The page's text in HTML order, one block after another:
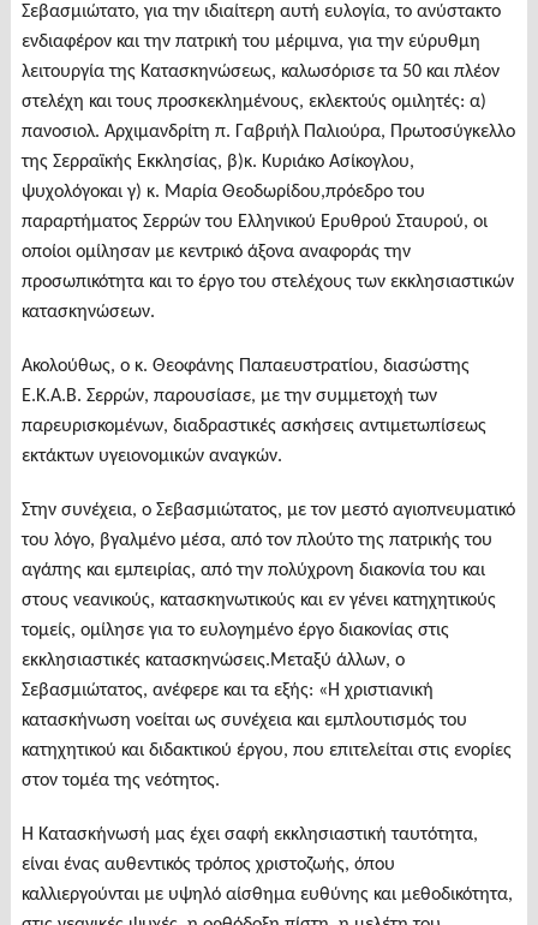
Σεβασμιώτατο, για την ιδιαίτερη αυτή ευλογία, το ανύστακτο
ενδιαφέρον και την πατρική του μέριμνα, για την εύρυθμη
λειτουργία της Κατασκηνώσεως, καλωσόρισε τα 50 και πλέον
στελέχη και τους προσκεκλημένους, εκλεκτούς ομιλητές: α)
πανοσιολ. Αρχιμανδρίτη π. Γαβριήλ Παλιούρα, Πρωτοσύγκελλο
της Σερραϊκής Εκκλησίας, β)κ. Κυριάκο Ασίκογλου,
ψυχολόγοκαι γ) κ. Μαρία Θεοδωρίδου,πρόεδρο του
παραρτήματος Σερρών του Ελληνικού Ερυθρού Σταυρού, οι
οποίοι ομίλησαν με κεντρικό άξονα αναφοράς την
προσωπικότητα και το έργο του στελέχους των εκκλησιαστικών
κατασκηνώσεων.
Ακολούθως, ο κ. Θεοφάνης Παπαευστρατίου, διασώστης
Ε.Κ.Α.Β. Σερρών, παρουσίασε, με την συμμετοχή των
παρευρισκομένων, διαδραστικές ασκήσεις αντιμετωπίσεως
εκτάκτων υγειονομικών αναγκών.
Στην συνέχεια, ο Σεβασμιώτατος, με τον μεστό αγιοπνευματικό
του λόγο, βγαλμένο μέσα, από τον πλούτο της πατρικής του
αγάπης και εμπειρίας, από την πολύχρονη διακονία του και
στους νεανικούς, κατασκηνωτικούς και εν γένει κατηχητικούς
τομείς, ομίλησε για το ευλογημένο έργο διακονίας στις
εκκλησιαστικές κατασκηνώσεις.Μεταξύ άλλων, ο
Σεβασμιώτατος, ανέφερε και τα εξής: «Η χριστιανική
κατασκήνωση νοείται ως συνέχεια και εμπλουτισμός του
κατηχητικού και διδακτικού έργου, που επιτελείται στις ενορίες
στον τομέα της νεότητος.
Η Κατασκήνωσή μας έχει σαφή εκκλησιαστική ταυτότητα,
είναι ένας αυθεντικός τρόπος χριστοζωής, όπου
καλλιεργούνται με υψηλό αίσθημα ευθύνης και μεθοδικότητα,